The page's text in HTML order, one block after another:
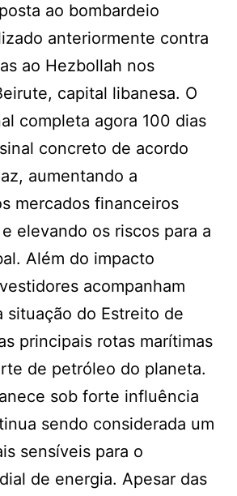
ao bombardeio
anteriormente contra
ao Hezbollah nos
capital libanesa. O
completa agora 100 dias
concreto de acordo
aumentando a
mercados financeiros
elevando os riscos para a
Além do impacto
acompanham
situação do Estreito de
principais rotas marítimas
de petróleo do planeta.
sob forte influência
sendo considerada um
sensíveis para o
de energia. Apesar das